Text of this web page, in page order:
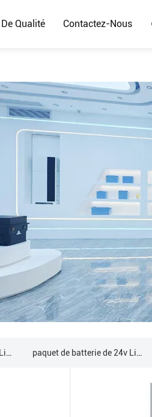
Qualité Contactez-Nous
paquet de batterie de 12v LiFePO4 paquet de batterie de 24v Lifepo4